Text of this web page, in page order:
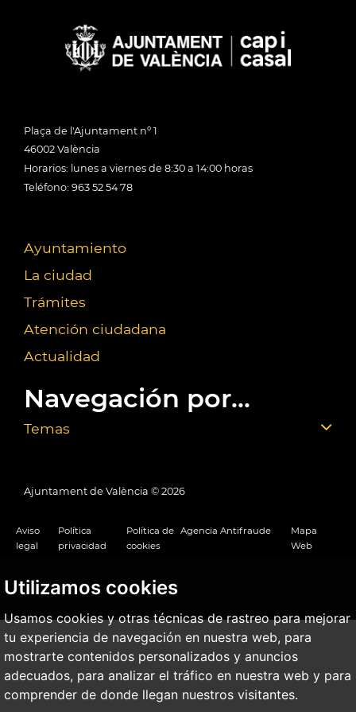
Utilizamos cookies
Usamos cookies y otras técnicas de rastreo para mejorar
tu experiencia de navegación en nuestra web, para
mostrarte contenidos personalizados y anuncios
adecuados, para analizar el tráfico en nuestra web y para
comprender de donde llegan nuestros visitantes.
Plaça de l'Ajuntament nº 1
46002 València
Horarios: lunes a viernes de 8:30 a 14:00 horas
Teléfono: 963 52 54 78
Ayuntamiento
La ciudad
Trámites
Atención ciudadana
Actualidad
Navegación por...
Temas
Ajuntament de València © 2026
Aviso
legal
Política
privacidad
Política de
cookies
Agencia Antifraude
Mapa
Web